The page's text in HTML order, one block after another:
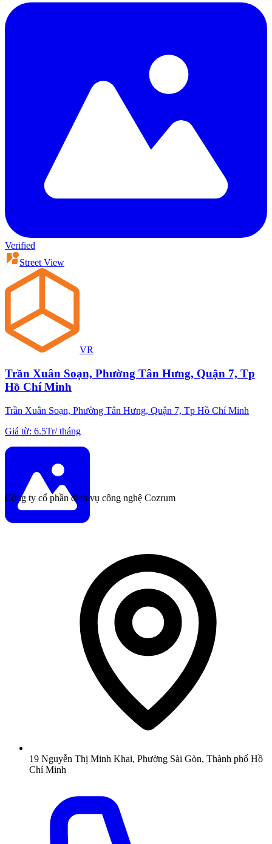
Verified
Street View
VR
Trần Xuân Soạn, Phường Tân Hưng, Quận 7, Tp
Hồ Chí Minh
Trần Xuân Soạn, Phường Tân Hưng, Quận 7, Tp Hồ Chí Minh
Giá từ: 6.5Tr/tháng
Công ty cổ phần dịch vụ công nghệ Cozrum
19 Nguyễn Thị Minh Khai, Phường Sài Gòn, Thành phố Hồ
Chí Minh